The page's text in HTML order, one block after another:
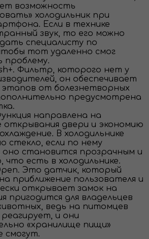
возможность
холодильник при
Если в технике
звук, то его можно
специалисту по
тот удаленно смог
проблему.
Фильтр, которого нет у
он обеспечивает
этапов от болезнетворных
предусмотрена
направлена на
открывания двери и экономию
В холодильнике
стекло, если по нему
оно становится прозрачным и
что есть в холодильнике.
Это датчик, который
приближение пользователя и
открывает замок на
пригодится для владельцев
ведь на питомцев
и они
«хранилище пищи»
смогут.